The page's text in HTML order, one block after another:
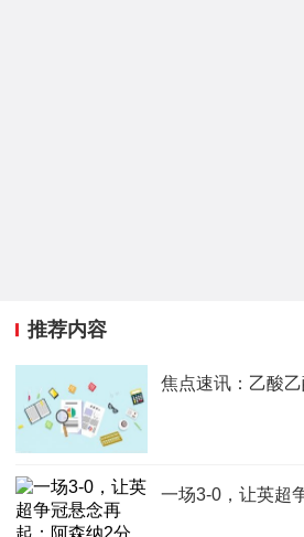
推荐内容
焦点速讯：乙酸
一场3-0，让英超